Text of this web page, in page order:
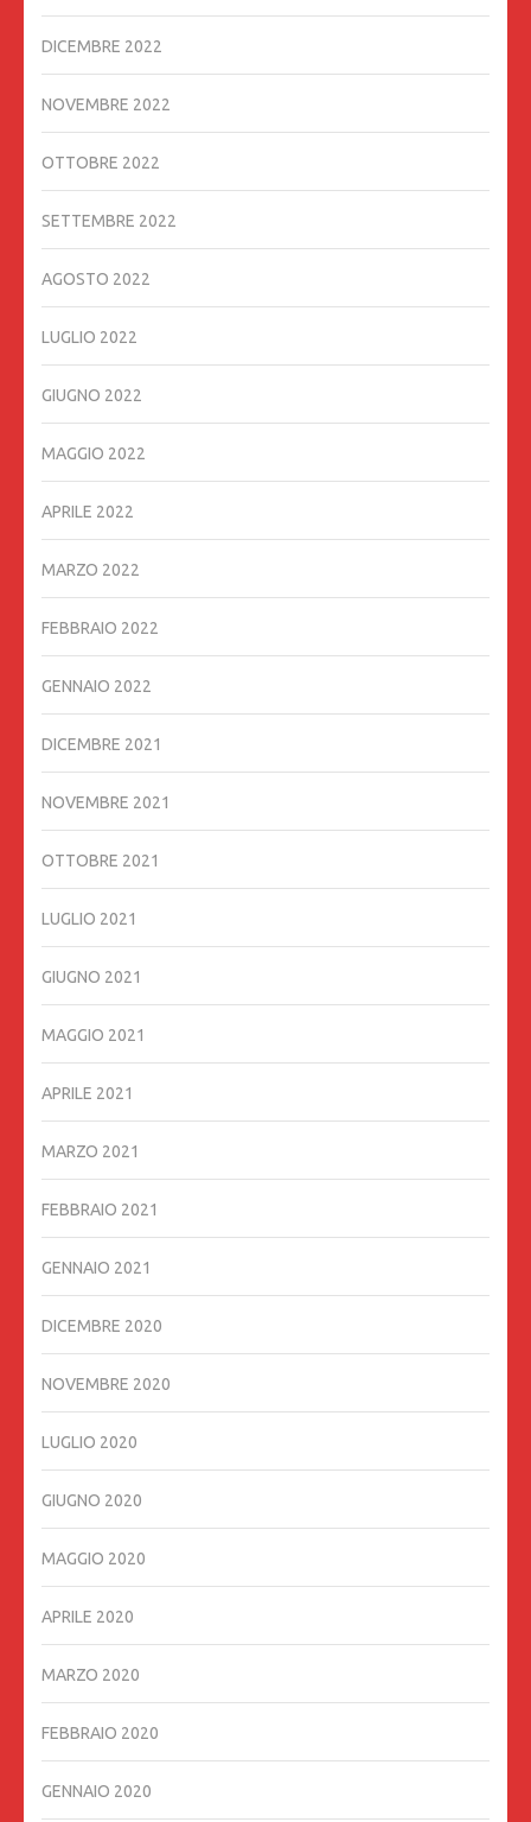
DICEMBRE 2022
NOVEMBRE 2022
OTTOBRE 2022
SETTEMBRE 2022
AGOSTO 2022
LUGLIO 2022
GIUGNO 2022
MAGGIO 2022
APRILE 2022
MARZO 2022
FEBBRAIO 2022
GENNAIO 2022
DICEMBRE 2021
NOVEMBRE 2021
OTTOBRE 2021
LUGLIO 2021
GIUGNO 2021
MAGGIO 2021
APRILE 2021
MARZO 2021
FEBBRAIO 2021
GENNAIO 2021
DICEMBRE 2020
NOVEMBRE 2020
LUGLIO 2020
GIUGNO 2020
MAGGIO 2020
APRILE 2020
MARZO 2020
FEBBRAIO 2020
GENNAIO 2020